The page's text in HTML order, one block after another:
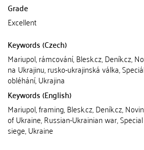
Grade
Excellent
Keywords (Czech)
Mariupol, rámcování, Blesk.cz, Deník.cz,
na Ukrajinu, rusko-ukrajinská válka,
obléhání, Ukrajina
Keywords (English)
Mariupol, framing, Blesk.cz, Deník.cz,
of Ukraine, Russian-Ukrainian war,
siege, Ukraine